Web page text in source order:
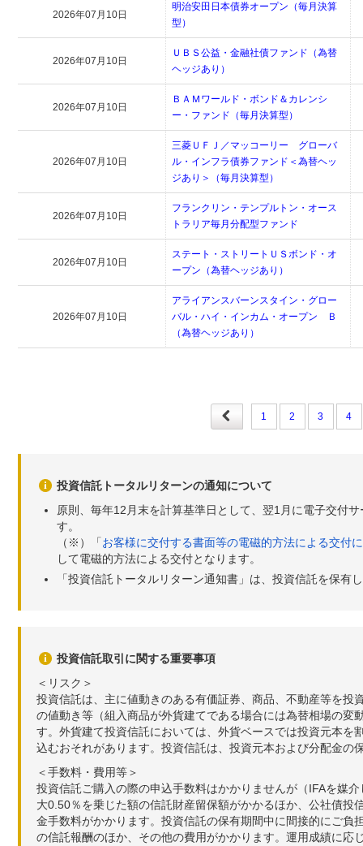
2026年07月10日
明治安田日本債券オープン（毎月決算
型）
2026年07月10日
ＵＢＳ公益・金融社債ファンド（為替
ヘッジあり）
2026年07月10日
ＢＡＭワールド・ボンド＆カレンシ
ー・ファンド（毎月決算型）
2026年07月10日
三菱ＵＦＪ／マッコーリー グローバ
ル・インフラ債券ファンド＜為替ヘッ
ジあり＞（毎月決算型）
2026年07月10日
フランクリン・テンプルトン・オース
トラリア毎月分配型ファンド
2026年07月10日
ステート・ストリートＵＳボンド・オ
ープン（為替ヘッジあり）
2026年07月10日
アライアンスバーンスタイン・グロー
バル・ハイ・インカム・オープン Ｂ
（為替ヘッジあり）
1 2 3 4
投資信託トータルリターンの通知について
原則、毎年12月末を計算基準日として、翌1月に電子交付
す。
（※）「お客様に交付する書面等の電磁的方法による交付
して電磁的方法による交付となります。
「投資信託トータルリターン通知書」は、投資信託を保有
投資信託取引に関する重要事項
＜リスク＞
投資信託は、主に値動きのある有価証券、商品、不動産等を
の値動き等（組入商品が外貨建てである場合には為替相場の
す。外貨建て投資信託においては、外貨ベースでは投資元本
込むおそれがあります。投資信託は、投資元本および分配金の
＜手数料・費用等＞
投資信託ご購入の際の申込手数料はかかりませんが（IFAを媒
大0.50％を乗じた額の信託財産留保額がかかるほか、公社債
金手数料がかかります。投資信託の保有期間中に間接的にご
の信託報酬のほか、その他の費用がかかります。運用成績に